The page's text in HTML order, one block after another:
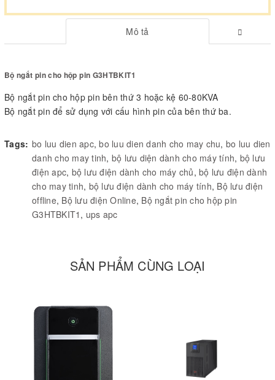
Mô tả
Bộ ngắt pin cho hộp pin G3HTBKIT1
Bộ ngắt pin cho hộp pin bên thứ 3 hoặc kệ 60-80KVA
Bộ ngắt pin để sử dụng với cấu hình pin của bên thứ ba.
Tags: bo luu dien apc,bo luu dien danh cho may chu, bo luu dien
danh cho may tinh, bộ lưu diện dành cho máy tính, bộ lưu
điện apc, bộ lưu điện dành cho máy chủ, bộ lưu điện dành
cho may tinh, bộ lưu điện dành cho máy tính, Bộ lưu điện
offline, Bộ lưu điện Online, Bộ ngắt pin cho hộp pin
G3HTBKIT1 , ups apc
SẢN PHẨM CÙNG LOẠI